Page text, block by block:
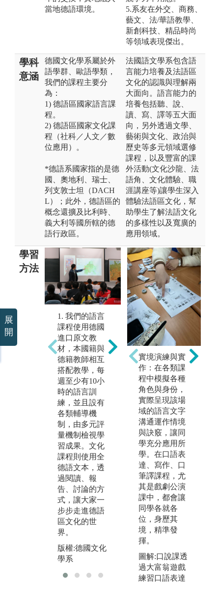
當地德語環境。
5.系友在外交、商務、
藝文、法/華語教學、
新創科技、精品時尚
等領域表現傑出。
學科
意涵
德國文化學系屬於外
語學群、歐語學類，
我們的課程主要分
為：
1) 德語區國家語言課
程。
2) 德語區國家文化課
程（社科／人文／數
位應用）。
*德語系國家指的是德
國、奧地利、瑞士、
列支敦士坦（DACH
L）；此外，德語區的
概念還擴及比利時、
義大利等國所轄的德
語行政區。
法國語文學系包含語
言能力培養及法語區
文化的認識與理解兩
大面向。語言能力的
培養包括聽、說、
讀、寫、譯等五大面
向，另外透過文學、
藝術與文化、政治與
歷史等多元領域選修
課程，以及豐富的課
外活動(文化沙龍、法
語角、文化體驗、職
涯講座等)讓學生深入
體驗法語區文化，幫
助學生了解法語文化
的多樣性以及寬廣的
應用領域。
學習
方法
1. 我們的語言
課程使用德國
進口原文教
材，本國籍與
德籍教師相互
搭配教學，每
週至少有10小
時的語言訓
練，並且設有
各類輔導機
制，由多元評
量機制檢視學
習成果。文化
課程則使用全
德語文本，透
過閱讀、報
告、討論的方
式，讓大家一
步步走進德語
區文化的世
界。
版權:德國文化
學系
2. 課後，透過
作業複習、分
組討論、相互
練習、課外資
料等，持續複
習課堂學習內
容，一方面提
高語言能力、
表述能力、問
題解決能力，
另一方面也藉
此磨練日後職
場需要的團隊
合作能力。
版權:德國文化
學系
實境演練與實
作：在各類課
程中模擬各種
角色與身份，
實際呈現該場
域的語言文字
溝通運作情境
與訣竅，讓同
學充分應用所
學。在口語表
達、寫作、口
筆譯課程，尤
其是戲劇公演
課中，都會讓
同學各就各
位，身歷其
境，精準發
揮。
圖解:口說課透
過大富翁遊戲
練習口語表達
展
開